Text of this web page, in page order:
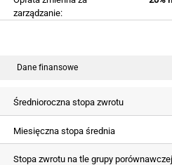
zarządzanie:
Dane finansowe
Średnioroczna stopa zwrotu
Miesięczna stopa średnia
Stopa zwrotu na tle grupy porównawczej